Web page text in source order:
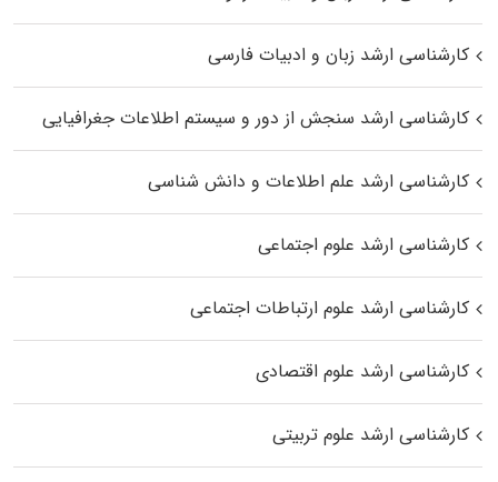
کارشناسی ارشد زبان و ادبیات فارسی
کارشناسی ارشد سنجش از دور و سیستم اطلاعات جغرافیایی
کارشناسی ارشد علم اطلاعات و دانش شناسی
کارشناسی ارشد علوم اجتماعی
کارشناسی ارشد علوم ارتباطات اجتماعی
کارشناسی ارشد علوم اقتصادی
کارشناسی ارشد علوم تربیتی